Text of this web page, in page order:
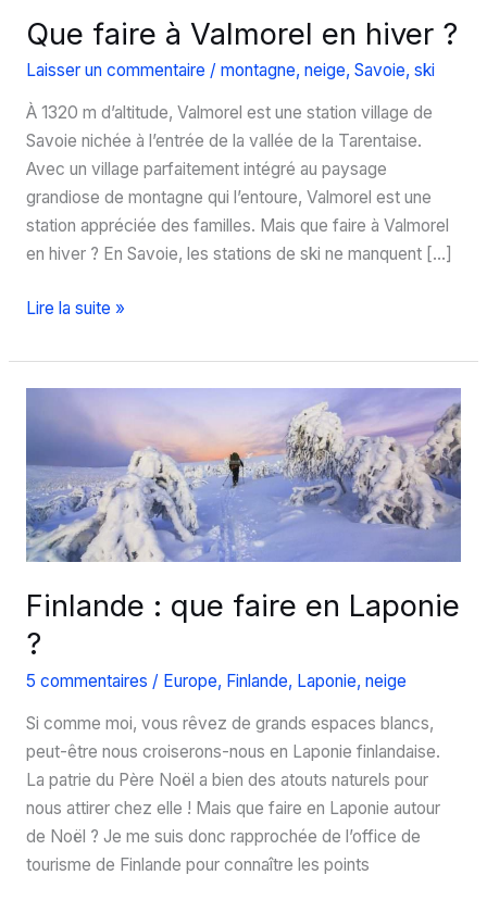
Que faire à Valmorel en hiver ?
Laisser un commentaire / montagne, neige, Savoie, ski
À 1320 m d’altitude, Valmorel est une station village de
Savoie nichée à l’entrée de la vallée de la Tarentaise.
Avec un village parfaitement intégré au paysage
grandiose de montagne qui l’entoure, Valmorel est une
station appréciée des familles. Mais que faire à Valmorel
en hiver ? En Savoie, les stations de ski ne manquent […]
Que
à
Valmorel
Lire la suite »
Finlande : que faire en Laponie
?
5 commentaires / Europe, Finlande, Laponie, neige
Si comme moi, vous rêvez de grands espaces blancs,
peut-être nous croiserons-nous en Laponie finlandaise.
La patrie du Père Noël a bien des atouts naturels pour
nous attirer chez elle ! Mais que faire en Laponie autour
de Noël ? Je me suis donc rapprochée de l’office de
tourisme de Finlande pour connaître les points